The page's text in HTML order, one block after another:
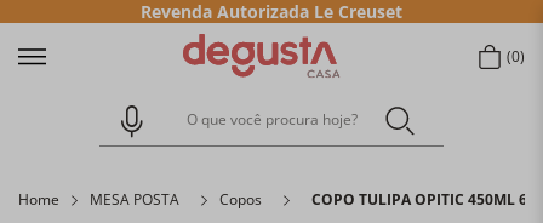
Revenda Autorizada Le Creuset
0
O que você procura hoje?
Home MESA POSTA Copos COPO TULIPA OPITIC 450ML 6